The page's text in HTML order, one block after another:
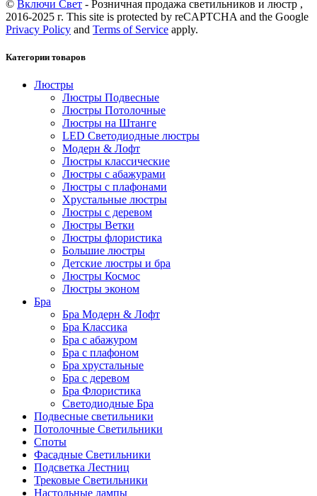
© Включи Свет - Розничная продажа светильников и люстр ,
2016-2025 г. This site is protected by reCAPTCHA and the Google
Privacy Policy and Terms of Service apply.
Категории товаров
Люстры
Люстры Подвесные
Люстры Потолочные
Люстры на Штанге
LED Светодиодные люстры
Модерн & Лофт
Люстры классические
Люстры с абажурами
Люстры с плафонами
Хрустальные люстры
Люстры с деревом
Люстры Ветки
Люстры флористика
Большие люстры
Детские люстры и бра
Люстры Космос
Люстры эконом
Бра
Бра Модерн & Лофт
Бра Классика
Бра с абажуром
Бра с плафоном
Бра хрустальные
Бра с деревом
Бра Флористика
Светодиодные Бра
Подвесные светильники
Потолочные Светильники
Споты
Фасадные Светильники
Подсветка Лестниц
Трековые Светильники
Настольные лампы